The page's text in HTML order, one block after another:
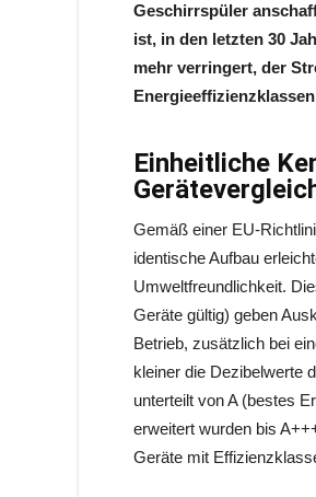
Geschirrspüler
ist, in den letzten 30
mehr verringert, der
Einheitliche
Gemäß einer EU-
identische Aufbau
Umweltfreundlichkeit.
Geräte gültig) geben
Betrieb, zusätzlich bei
kleiner die Dezibelwerte
unterteilt von A (bestes
erweitert wurden bis
Geräte mit